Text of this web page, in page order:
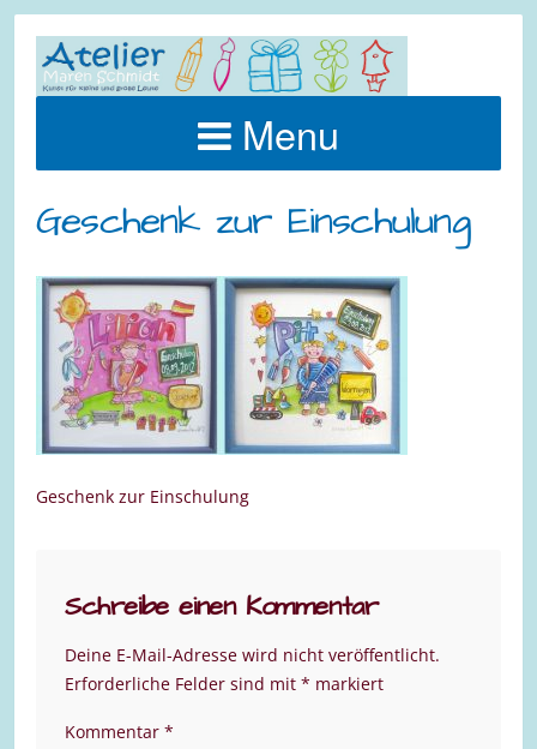
Menu
Geschenk zur Einschulung
Geschenk zur Einschulung
Schreibe einen Kommentar
Deine E-Mail-Adresse wird nicht veröffentlicht.
Erforderliche Felder sind mit * markiert
Kommentar *